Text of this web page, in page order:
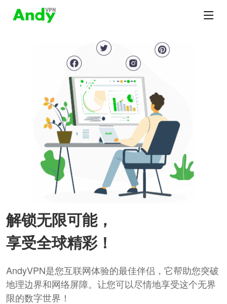
解锁无限可能，
享受全球精彩！
AndyVPN是您互联网体验的最佳伴侣，它帮助您突破
地理边界和网络屏障。让您可以尽情地享受这个无界
限的数字世界！